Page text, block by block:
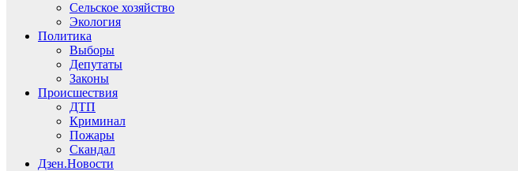
Сельское хозяйство
Экология
Политика
Выборы
Депутаты
Законы
Происшествия
ДТП
Криминал
Пожары
Скандал
Дзен.Новости